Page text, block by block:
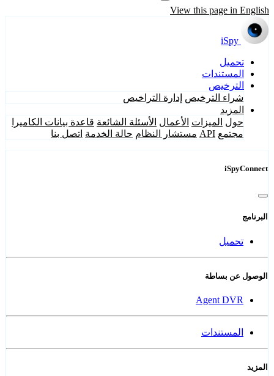
View this page in English
iSpy
تحميل
المستندات
الترخيص
شراء الترخيص إدارة التراخيص
المزيد
حول الميزات الأعمال الأسئلة الشائعة قاعدة بيانات الكاميرا
مجتمع API مستشار النظام حالة الخدمة اتصل بنا
iSpyConnect
البرنامج
تحميل
الوصول عن بساطة
Agent DVR
المستندات
المزيد